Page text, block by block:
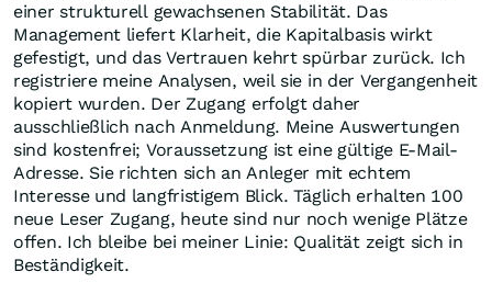
einer strukturell gewachsenen Stabilität. Das
Management liefert Klarheit, die Kapitalbasis wirkt
gefestigt, und das Vertrauen kehrt spürbar zurück. Ich
registriere meine Analysen, weil sie in der Vergangenheit
kopiert wurden. Der Zugang erfolgt daher
ausschließlich nach Anmeldung. Meine Auswertungen
sind kostenfrei; Voraussetzung ist eine gültige E-Mail-
Adresse. Sie richten sich an Anleger mit echtem
Interesse und langfristigem Blick. Täglich erhalten 100
neue Leser Zugang, heute sind nur noch wenige Plätze
offen. Ich bleibe bei meiner Linie: Qualität zeigt sich in
Beständigkeit.